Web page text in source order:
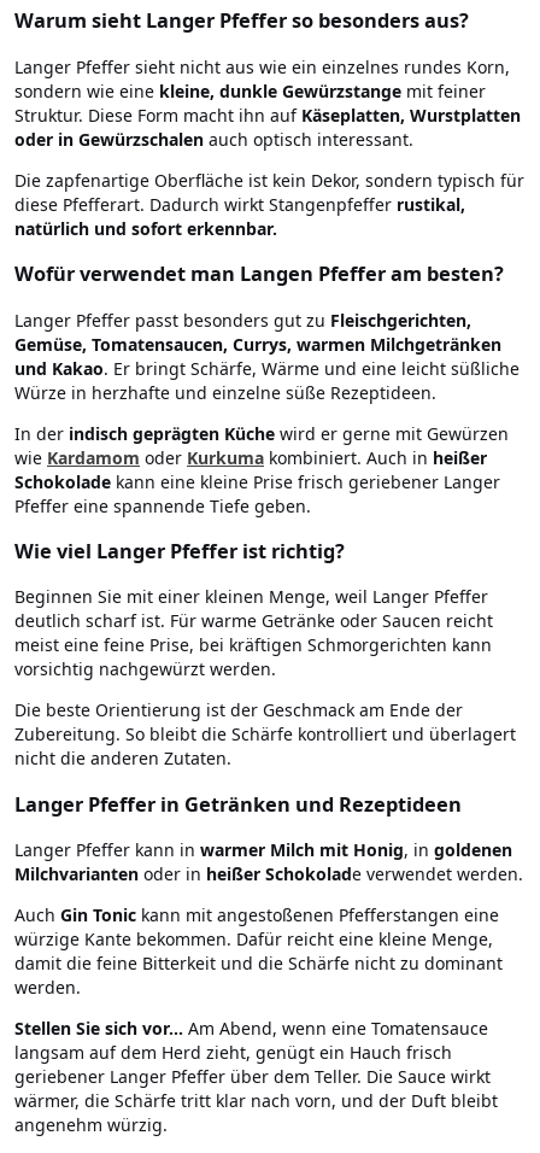
Warum sieht Langer Pfeffer so besonders aus?
Langer Pfeffer sieht nicht aus wie ein einzelnes rundes Korn,
sondern wie eine kleine, dunkle Gewürzstange mit feiner
Struktur. Diese Form macht ihn auf Käseplatten, Wurstplatten
oder in Gewürzschalen auch optisch interessant.
Die zapfenartige Oberfläche ist kein Dekor, sondern typisch für
diese Pfefferart. Dadurch wirkt Stangenpfeffer rustikal,
natürlich und sofort erkennbar.
Wofür verwendet man Langen Pfeffer am besten?
Langer Pfeffer passt besonders gut zu Fleischgerichten,
Gemüse, Tomatensaucen, Currys, warmen Milchgetränken
und Kakao. Er bringt Schärfe, Wärme und eine leicht süßliche
Würze in herzhafte und einzelne süße Rezeptideen.
In der indisch geprägten Küche wird er gerne mit Gewürzen
wie Kardamom oder Kurkuma kombiniert. Auch in heißer
Schokolade kann eine kleine Prise frisch geriebener Langer
Pfeffer eine spannende Tiefe geben.
Wie viel Langer Pfeffer ist richtig?
Beginnen Sie mit einer kleinen Menge, weil Langer Pfeffer
deutlich scharf ist. Für warme Getränke oder Saucen reicht
meist eine feine Prise, bei kräftigen Schmorgerichten kann
vorsichtig nachgewürzt werden.
Die beste Orientierung ist der Geschmack am Ende der
Zubereitung. So bleibt die Schärfe kontrolliert und überlagert
nicht die anderen Zutaten.
Langer Pfeffer in Getränken und Rezeptideen
Langer Pfeffer kann in warmer Milch mit Honig, in goldenen
Milchvarianten oder in heißer Schokolade verwendet werden.
Auch Gin Tonic kann mit angestoßenen Pfefferstangen eine
würzige Kante bekommen. Dafür reicht eine kleine Menge,
damit die feine Bitterkeit und die Schärfe nicht zu dominant
werden.
Stellen Sie sich vor... Am Abend, wenn eine Tomatensauce
langsam auf dem Herd zieht, genügt ein Hauch frisch
geriebener Langer Pfeffer über dem Teller. Die Sauce wirkt
wärmer, die Schärfe tritt klar nach vorn, und der Duft bleibt
angenehm würzig.